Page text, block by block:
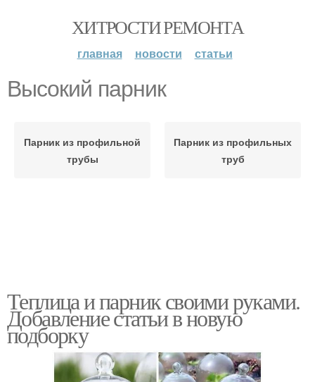
ХИТРОСТИ РЕМОНТА
главная новости статьи
Высокий парник
Парник из профильной
трубы
Парник из профильных
труб
Теплица и парник своими руками.
Добавление статьи в новую
подборку